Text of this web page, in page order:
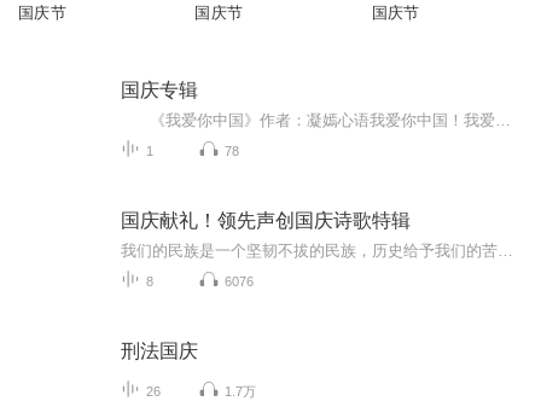
国庆节 国庆节 国庆节
国庆专辑
1 78
国庆献礼！领先声创国庆诗歌特辑
8 6076
刑法国庆
26 1.7万